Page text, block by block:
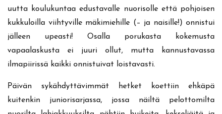
uutta koulukuntaa edustavalle nuorisolle että pohjoisen
kukkuloilla viihtyville mäkimiehille (– ja naisille!) onnistui
jälleen upeasti! Osalla porukasta kokemusta
vapaalaskusta ei juuri ollut, mutta kannustavassa
ilmapiirissä kaikki onnistuivat loistavasti.
Päivän sykähdyttävimmät hetket koettiin ehkäpä
kuitenkin juniorisarjassa, jossa näiltä pelottomilta